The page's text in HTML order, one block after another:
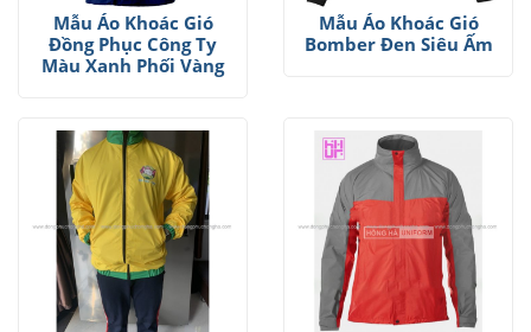
Mẫu Áo Khoác Gió
Đồng Phục Công Ty
Màu Xanh Phối Vàng
Mẫu Áo Khoác Gió
Bomber Đen Siêu Ấm